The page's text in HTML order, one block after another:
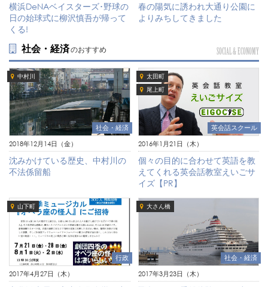
横浜DeNAベイスターズ･野球の
日の始球式に柳沢慎吾が帰って
くる!
春の陽気に誘われ大通り公園に
よりみちしてきました
社会・経済のおすすめ SOCIAL & ECONOMY
中村川
社会・経済
2018年12月14日（金）
沈みかけている歴史、中村川の
不法係留船
太田町
尾上町
英会話スクール
2016年1月21日（木）
個々の目的に合わせて英語を教
えてくれる英会話教室えいごサ
イズ【PR】
山下町
行政
2017年4月27日（木）
大さん橋
社会・経済
2017年3月23日（木）